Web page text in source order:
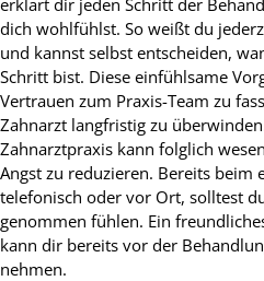
dich wohlfühlst. So weißt du
und kannst selbst entscheiden,
Schritt bist. Diese einfühlsame
Vertrauen zum Praxis-Team zu
Zahnarzt langfristig zu
Zahnarztpraxis kann folglich
Angst zu reduzieren. Bereits beim
telefonisch oder vor Ort, solltest
genommen fühlen. Ein
kann dir bereits vor der
nehmen.